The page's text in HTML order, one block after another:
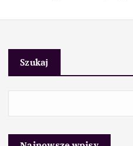
Szukaj